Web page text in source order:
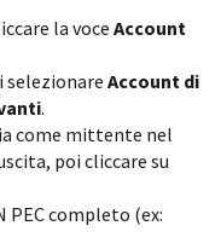
la voce Account
selezionare Account di
.
come mittente nel
poi cliccare su
completo (ex: